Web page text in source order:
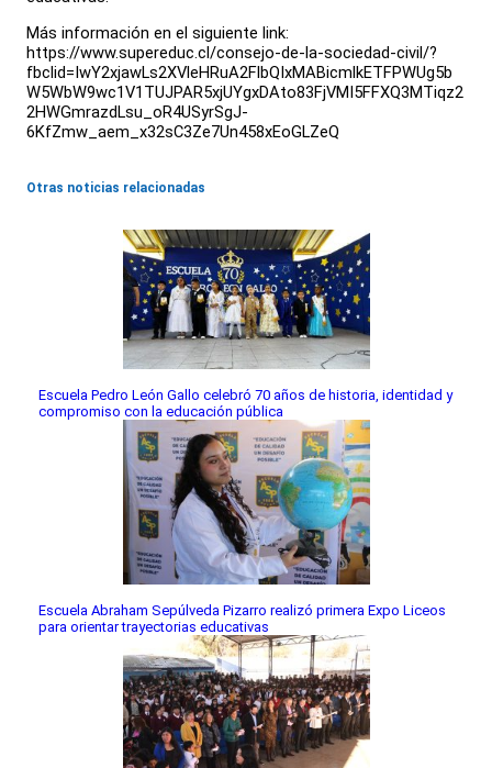
Más información en el siguiente link:
https://www.supereduc.cl/consejo-de-la-sociedad-civil/?
fbclid=IwY2xjawLs2XVleHRuA2FlbQIxMABicmlkETFPWUg5b
W5WbW9wc1V1TUJPAR5xjUYgxDAto83FjVMI5FFXQ3MTiqz2
2HWGmrazdLsu_oR4USyrSgJ-
6KfZmw_aem_x32sC3Ze7Un458xEoGLZeQ
Otras noticias relacionadas
Escuela Pedro León Gallo celebró 70 años de historia, identidad y
compromiso con la educación pública
Escuela Abraham Sepúlveda Pizarro realizó primera Expo Liceos
para orientar trayectorias educativas